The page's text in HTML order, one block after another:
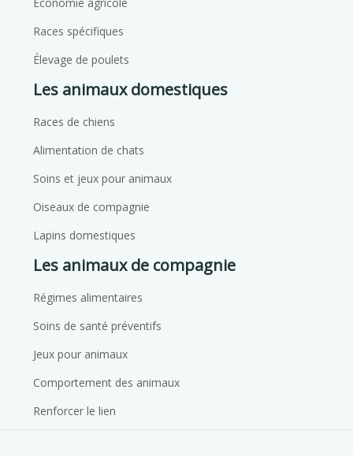
Races spécifiques
Élevage de poulets
Les animaux domestiques
Races de chiens
Alimentation de chats
Soins et jeux pour animaux
Oiseaux de compagnie
Lapins domestiques
Les animaux de compagnie
Régimes alimentaires
Soins de santé préventifs
Jeux pour animaux
Comportement des animaux
Renforcer le lien